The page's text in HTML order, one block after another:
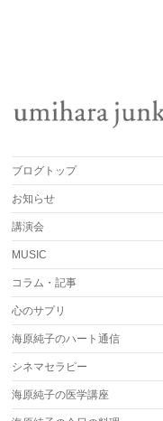
ブログトップ
お知らせ
講演会
MUSIC
コラム・記事
心のサプリ
海原純子のハート通信
シネマセラピー
海原純子の医学講座